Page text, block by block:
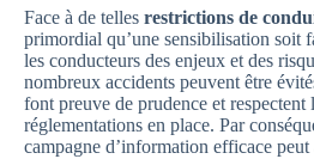
Face à de telles restrictions de
primordial qu’une sensibilisation soit
les conducteurs des enjeux et des
nombreux accidents peuvent être
font preuve de prudence et respectent
réglementations en place. Par
campagne d’information efficace